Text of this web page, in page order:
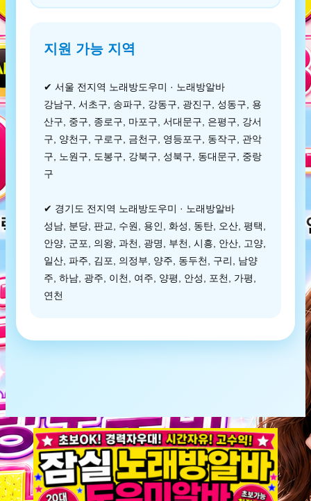
지원 가능 지역
✔ 서울 전지역 노래방도우미 · 노래방알바
강남구, 서초구, 송파구, 강동구, 광진구, 성동구, 용
산구, 중구, 종로구, 마포구, 서대문구, 은평구, 강서
구, 양천구, 구로구, 금천구, 영등포구, 동작구, 관악
구, 노원구, 도봉구, 강북구, 성북구, 동대문구, 중랑
구
✔ 경기도 전지역 노래방도우미 · 노래방알바
성남, 분당, 판교, 수원, 용인, 화성, 동탄, 오산, 평택,
안양, 군포, 의왕, 과천, 광명, 부천, 시흥, 안산, 고양,
일산, 파주, 김포, 의정부, 양주, 동두천, 구리, 남양
주, 하남, 광주, 이천, 여주, 양평, 안성, 포천, 가평,
연천